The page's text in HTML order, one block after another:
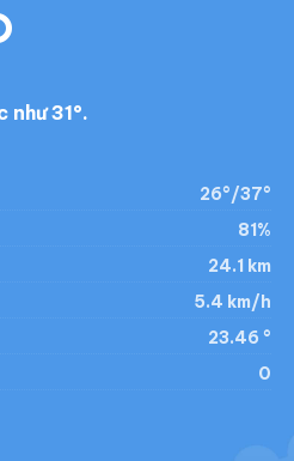
31°.
26°/37°
81%
24.1 km
5.4 km/h
23.46 °
0